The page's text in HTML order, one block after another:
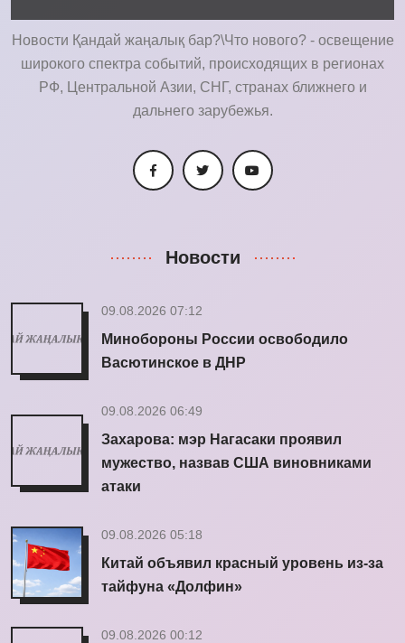
Новости Қандай жаңалық бар?\Что нового? - освещение
широкого спектра событий, происходящих в регионах
РФ, Центральной Азии, СНГ, странах ближнего и
дальнего зарубежья.
Новости
09.08.2026 07:12
Минобороны России освободило
Васютинское в ДНР
09.08.2026 06:49
Захарова: мэр Нагасаки проявил
мужество, назвав США виновниками
атаки
09.08.2026 05:18
Китай объявил красный уровень из-за
тайфуна «Долфин»
09.08.2026 00:12